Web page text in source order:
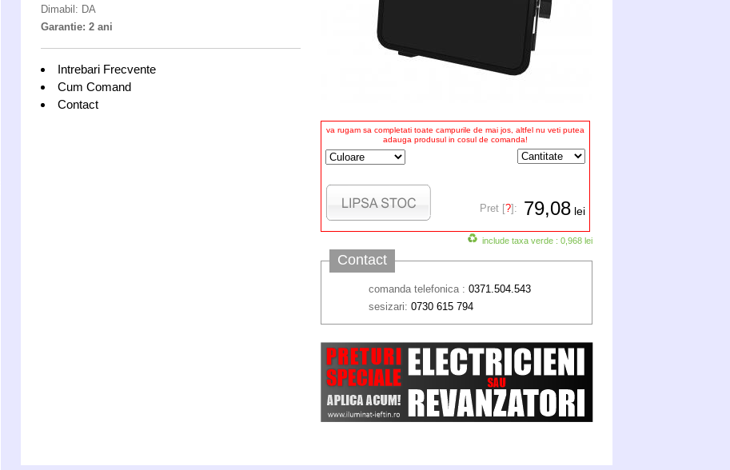
Dimabil: DA
Garantie: 2 ani
Intrebari Frecvente
Cum Comand
Contact
va rugam sa completati toate campurile de mai jos, altfel nu veti putea
adauga produsul in cosul de comanda!
Pret [?]: 79,08 lei
include taxa verde : 0,968 lei
Contact
comanda telefonica : 0371.504.543
sesizari: 0730 615 794